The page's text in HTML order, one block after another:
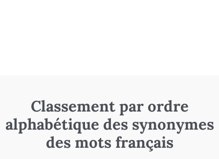
Classement par ordre
alphabétique des synonymes
des mots français